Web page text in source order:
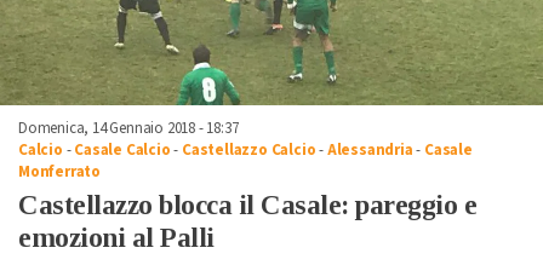
Domenica, 14 Gennaio 2018 - 18:37
Calcio -Casale Calcio- Castellazzo Calcio-Alessandria- Casale
Monferrato
Castellazzo blocca il Casale: pareggio e
emozioni al Palli